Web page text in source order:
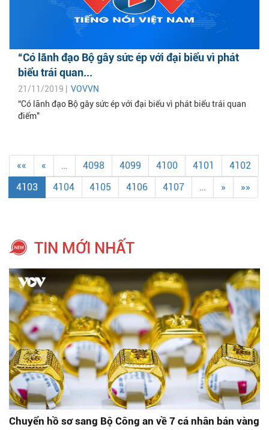
“Có lãnh đạo Bộ gây sức ép với đại biểu vì phát
biểu trái quan...
21/11/2019 | VOVVN
“Có lãnh đạo Bộ gây sức ép với đại biểu vì phát biểu trái quan
điểm"
«« « … 4098 4099 4100 4101
4102
4103
4104 4105 4106 4107 … » »»
TIN MỚI NHẤT
Chuyển hồ sơ sang Bộ Công an về 7 cá nhân bán vàng